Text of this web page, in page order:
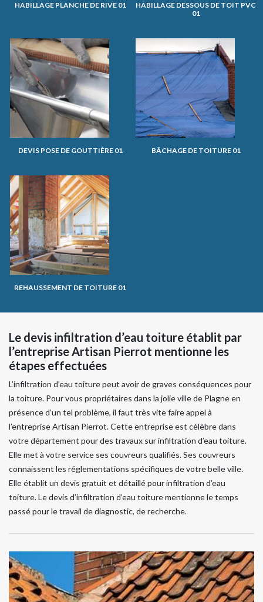
HABILLAGE PLANCHE DE RIVE 01
HABILLAGE DESSOUS DE TOIT PVC
01
DEVIS POSE DE GOUTTIÈRE 01 BÂCHAGE DE TOITURE 01
REHAUSSEMENT DE TOITURE 01
Le devis infiltration d’eau toiture établit par
l’entreprise Artisan Pierrot mentionne les
étapes effectuées
L’infiltration d’eau toiture peut avoir de graves conséquences pour
la toiture. Pour vous propriétaires dans la jolie ville de Plagne en
présence d’un tel problème, il faut très vite faire appel à
l’entreprise Artisan Pierrot. Cette entreprise est célèbre dans
votre département pour des travaux sur infiltration d’eau toiture.
Elle met à votre service ses couvreurs qualifiés. Ses couvreurs
connaissent les réglementations spécifiques de votre belle ville.
Elle établit un devis gratuit et détaillé pour infiltration d’eau
toiture. Le devis d’infiltration d’eau toiture mentionne le temps
passé pour le travail de diagnostic, de recherche.